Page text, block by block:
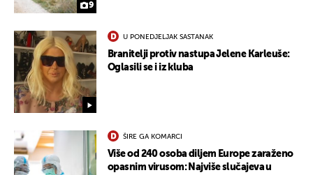
9
U PONEDJELJAK SASTANAK
Branitelji protiv nastupa Jelene Karleuše:
Oglasili se i iz kluba
ŠIRE GA KOMARCI
Više od 240 osoba diljem Europe zaraženo
opasnim virusom: Najviše slučajeva u